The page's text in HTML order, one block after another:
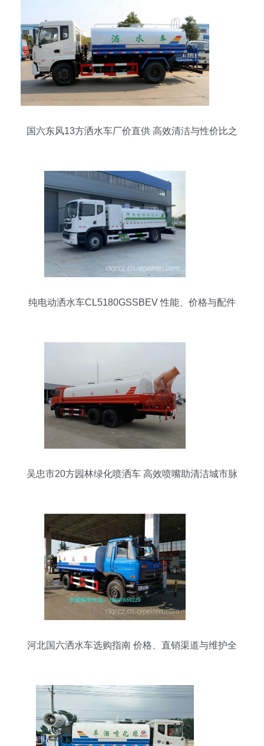
国六东风13方洒水车厂价直供 高效清洁与性价比之
纯电动洒水车CL5180GSSBEV 性能、价格与配件
吴忠市20方园林绿化喷洒车 高效喷嘴助清洁城市脉
河北国六洒水车选购指南 价格、直销渠道与维护全